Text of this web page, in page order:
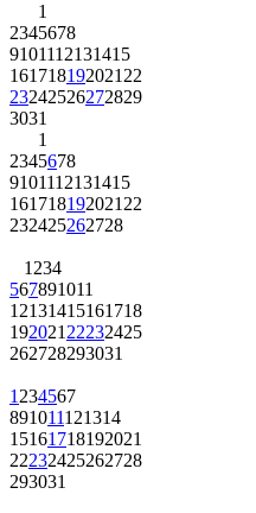
1
2345678
9101112131415
161718192021 22
23242526272829
3031
1
2345678
9101112131415
161718192021 22
232425262728
1 234
567891011
12131415161718
192021 22232425
262728293031
1 234567
891011121314
15161718192021
22232425262728
293031